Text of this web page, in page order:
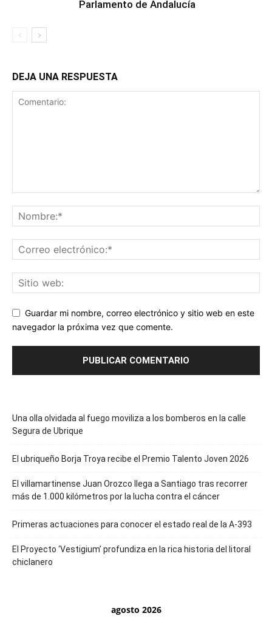
Parlamento de Andalucía
DEJA UNA RESPUESTA
Guardar mi nombre, correo electrónico y sitio web en este
navegador la próxima vez que comente.
Una olla olvidada al fuego moviliza a los bomberos en la calle
Segura de Ubrique
El ubriqueño Borja Troya recibe el Premio Talento Joven 2026
El villamartinense Juan Orozco llega a Santiago tras recorrer
más de 1.000 kilómetros por la lucha contra el cáncer
Primeras actuaciones para conocer el estado real de la A-393
El Proyecto ‘Vestigium’ profundiza en la rica historia del litoral
chiclanero
agosto 2026